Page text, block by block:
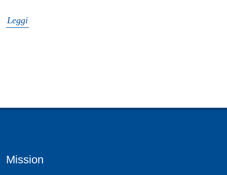
Leggi
Mission